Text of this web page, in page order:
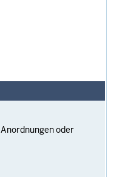
oder